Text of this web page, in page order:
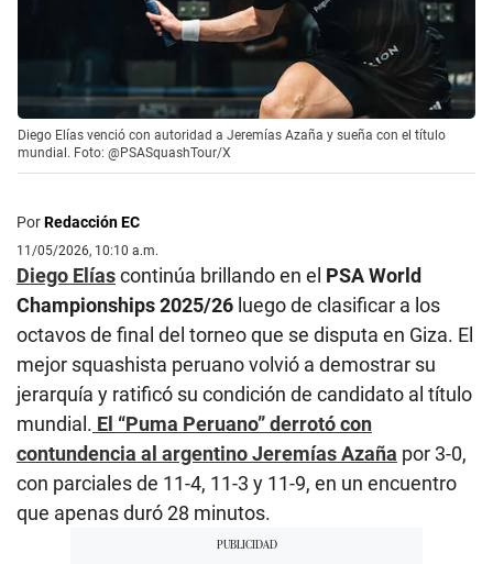
Diego Elías venció con autoridad a Jeremías Azaña y sueña con el título
mundial. Foto: @PSASquashTour/X
PorRedacción EC
11/05/2026, 10:10 a.m.
Diego Elíascontinúa brillando en el PSA World
Championships 2025/26 luego de clasificar a los
octavos de final del torneo que se disputa en Giza. El
mejor squashista peruano volvió a demostrar su
jerarquía y ratificó su condición de candidato al título
mundial. El “Puma Peruano” derrotó con
contundencia al argentino Jeremías Azaña por 3-0,
con parciales de 11-4, 11-3 y 11-9, en un encuentro
que apenas duró 28 minutos.